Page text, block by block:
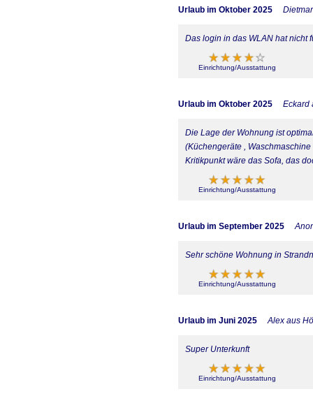
Urlaub im Oktober 2025
Das login in das WLAN hat nicht
Einrichtung/Ausstattung
Urlaub im Oktober 2025 Eckard
Die Lage der Wohnung ist
(Küchengeräte ,
Kritikpunkt wäre das Sofa, das
Einrichtung/Ausstattung
Urlaub im September 2025
Sehr schöne Wohnung in
Einrichtung/Ausstattung
Urlaub im Juni 2025 Alex aus
Super Unterkunft
Einrichtung/Ausstattung